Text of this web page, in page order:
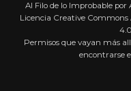
Al Filo de lo Improbable
Licencia Creative
Permisos que vayan más
encontrarse